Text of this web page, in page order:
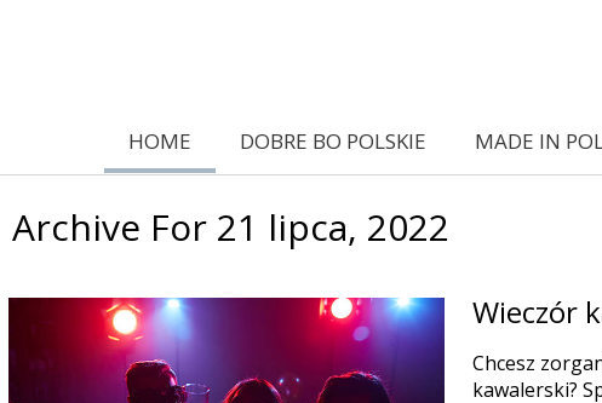
HOME DOBRE BO POLSKIE MADE IN
Archive For 21 lipca, 2022
Wieczór
Chcesz
kawalerski?